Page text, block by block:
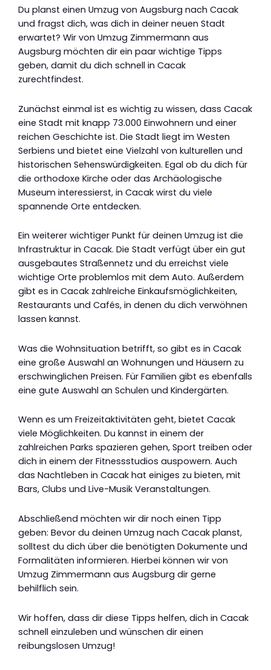
Du planst einen Umzug von Augsburg nach Cacak
und fragst dich, was dich in deiner neuen Stadt
erwartet? Wir von Umzug Zimmermann aus
Augsburg möchten dir ein paar wichtige Tipps
geben, damit du dich schnell in Cacak
zurechtfindest.
Zunächst einmal ist es wichtig zu wissen, dass Cacak
eine Stadt mit knapp 73.000 Einwohnern und einer
reichen Geschichte ist. Die Stadt liegt im Westen
Serbiens und bietet eine Vielzahl von kulturellen und
historischen Sehenswürdigkeiten. Egal ob du dich für
die orthodoxe Kirche oder das Archäologische
Museum interessierst, in Cacak wirst du viele
spannende Orte entdecken.
Ein weiterer wichtiger Punkt für deinen Umzug ist die
Infrastruktur in Cacak. Die Stadt verfügt über ein gut
ausgebautes Straßennetz und du erreichst viele
wichtige Orte problemlos mit dem Auto. Außerdem
gibt es in Cacak zahlreiche Einkaufsmöglichkeiten,
Restaurants und Cafés, in denen du dich verwöhnen
lassen kannst.
Was die Wohnsituation betrifft, so gibt es in Cacak
eine große Auswahl an Wohnungen und Häusern zu
erschwinglichen Preisen. Für Familien gibt es ebenfalls
eine gute Auswahl an Schulen und Kindergärten.
Wenn es um Freizeitaktivitäten geht, bietet Cacak
viele Möglichkeiten. Du kannst in einem der
zahlreichen Parks spazieren gehen, Sport treiben oder
dich in einem der Fitnessstudios auspowern. Auch
das Nachtleben in Cacak hat einiges zu bieten, mit
Bars, Clubs und Live-Musik Veranstaltungen.
Abschließend möchten wir dir noch einen Tipp
geben: Bevor du deinen Umzug nach Cacak planst,
solltest du dich über die benötigten Dokumente und
Formalitäten informieren. Hierbei können wir von
Umzug Zimmermann aus Augsburg dir gerne
behilflich sein.
Wir hoffen, dass dir diese Tipps helfen, dich in Cacak
schnell einzuleben und wünschen dir einen
reibungslosen Umzug!